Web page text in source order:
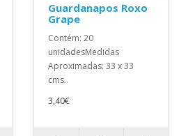
Guardanapos Roxo
Grape
Contém: 20
unidadesMedidas
Aproximadas: 33 x 33
cms..
3,40€